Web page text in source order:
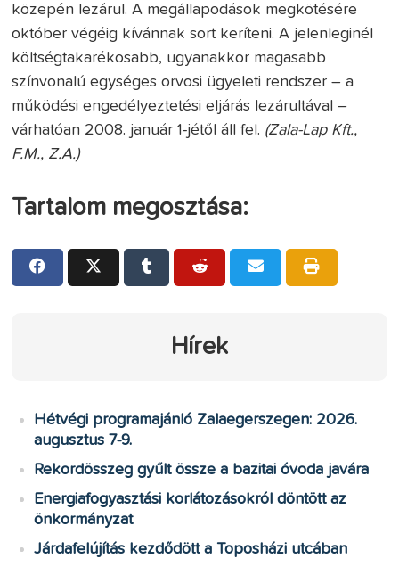
közepén lezárul. A megállapodások megkötésére
október végéig kívánnak sort keríteni. A jelenleginél
költségtakarékosabb, ugyanakkor magasabb
színvonalú egységes orvosi ügyeleti rendszer – a
működési engedélyeztetési eljárás lezárultával –
várhatóan 2008. január 1-jétől áll fel. (Zala-Lap Kft.,
F.M., Z.A.)
Tartalom megosztása:
Hírek
Hétvégi programajánló Zalaegerszegen: 2026.
augusztus 7-9.
Rekordösszeg gyűlt össze a bazitai óvoda javára
Energiafogyasztási korlátozásokról döntött az
önkormányzat
Járdafelújítás kezdődött a Toposházi utcában